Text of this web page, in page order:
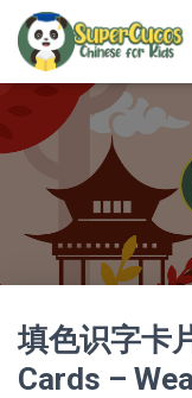
填色识字卡
Cards –